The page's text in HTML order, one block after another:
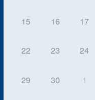
15 16 17
22 23 24
29 30 1